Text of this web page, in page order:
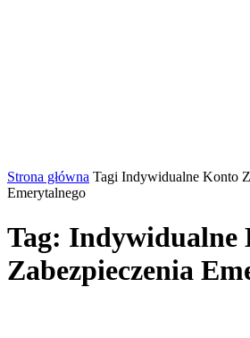
Strona główna Tagi Indywidualne Konto
Emerytalnego
Tag: Indywidualne
Zabezpieczenia